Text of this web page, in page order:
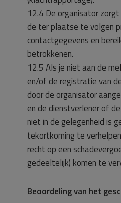
12.4 De organisator
de ter plaatse te volgen
contactgegevens en
betrokkenen.
12.5 Als je niet aan de
en/of de registratie van
door de organisator
en de dienstverlener of
niet in de gelegenheid is
tekortkoming te
recht op een
gedeeltelijk) komen te
Beoordeling van het